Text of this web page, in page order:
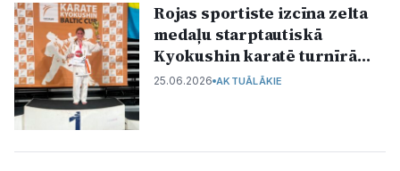
Rojas sportiste izcīna zelta
medaļu starptautiskā
Kyokushin karatē turnīrā
Klaipēdā
25.06.2026 AKTUĀLĀKIE